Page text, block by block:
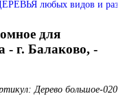
любых видов и
для
- г. Балаково, -
Дерево большое-020